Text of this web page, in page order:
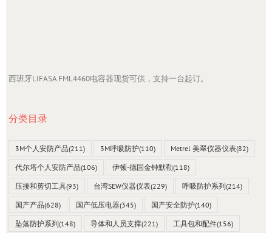
西班牙LIFASA FML4460电容器现货可供，支持一台起订。
分类目录
3M个人安防产品(211) 3M呼吸防护(110) Metrel 美翠仪器仪表(82)
代尔塔个人安防产品(106) 伊顿-德国金钟默勒(118)
压接和剪切工具(93) 台湾SEW仪器仪表(229) 呼吸防护系列(214)
国产产品(628) 国产低压电器(345) 国产安全防护(140)
坠落防护系列(148) 导体和人员支撑(221) 工具包和配件(156)